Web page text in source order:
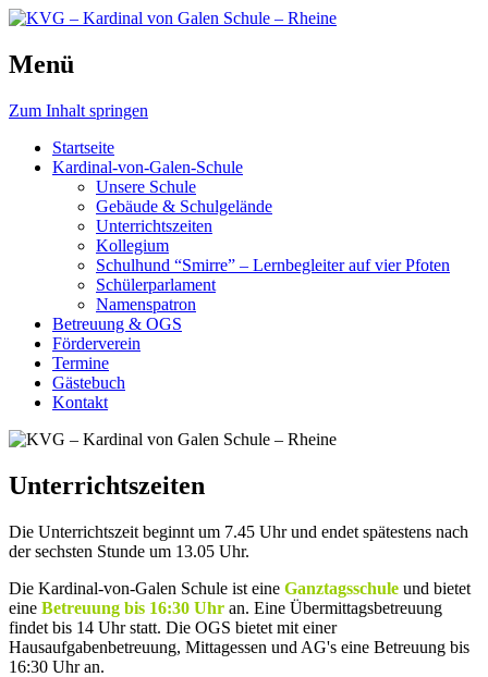
KVG – Kardinal von Galen
Schule – Rheine
Schule, die bewegt.
Menü
Zum Inhalt springen
Startseite
Kardinal-von-Galen-Schule
Unsere Schule
Gebäude & Schulgelände
Unterrichtszeiten
Kollegium
Schulhund “Smirre” – Lernbegleiter auf vier Pfoten
Schülerparlament
Namenspatron
Betreuung & OGS
Förderverein
Termine
Gästebuch
Kontakt
Unterrichtszeiten
Die Unterrichtszeit beginnt um 7.45 Uhr und endet spätestens nach
der sechsten Stunde um 13.05 Uhr.
Die Kardinal-von-Galen Schule ist eine Ganztagsschule und bietet
eine Betreuung bis 16:30 Uhr an. Eine Übermittagsbetreuung
findet bis 14 Uhr statt. Die OGS bietet mit einer
Hausaufgabenbetreuung, Mittagessen und AG's eine Betreuung bis
16:30 Uhr an.